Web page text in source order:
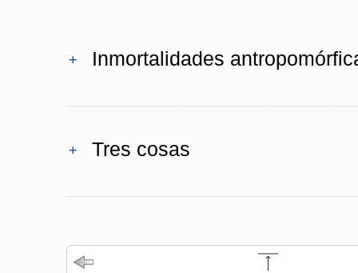
+ Inmortalidades
+ Tres cosas